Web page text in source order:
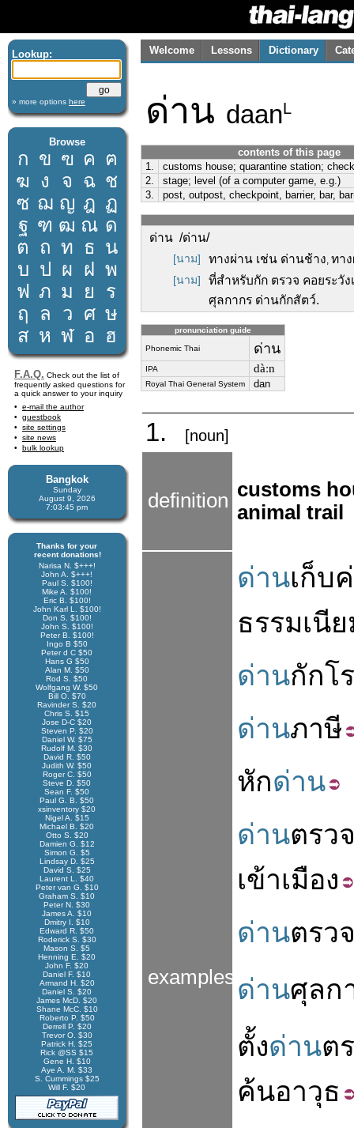
Lookup:
» more options here
Browse
ก ข ฃ ค ฅ
ฆ ง จ ฉ ช
ซ ฌ ญ ฎ ฏ
ฐ ฑ ฒ ณ ด
ต ถ ท ธ น
บ ป ผ ฝ พ
ฟ ภ ม ย
ร
ฤ
ล ว ศ ษ
ส ห ฬ อ ฮ
F.A.Q. Check out the list of
frequently asked questions for
a quick answer to your inquiry
e-mail the author
guestbook
site settings
site news
bulk lookup
Bangkok
Sunday
August 9, 2026
7:03:46 pm
Thanks for your
recent donations!
Narisa N. $+++!
John A. $+++!
Paul S. $100!
Mike A. $100!
Eric B. $100!
John Karl L. $100!
Don S. $100!
John S. $100!
Peter B. $100!
Ingo B $50
Peter d C $50
Hans G $50
Alan M. $50
Rod S. $50
Wolfgang W. $50
Bill O. $70
Ravinder S. $20
Chris S. $15
Jose D-C $20
Steven P. $20
Daniel W. $75
Rudolf M. $30
David R. $50
Judith W. $50
Roger C. $50
Steve D. $50
Sean F. $50
Paul G. B. $50
xsinventory $20
Nigel A. $15
Michael B. $20
Otto S. $20
Damien G. $12
Simon G. $5
Lindsay D. $25
David S. $25
Laurent L. $40
Peter van G. $10
Graham S. $10
Peter N. $30
James A. $10
Dmitry I. $10
Edward R. $50
Roderick S. $30
Mason S. $5
Henning E. $20
John F. $20
Daniel F. $10
Armand H. $20
Daniel S. $20
James McD. $20
Shane McC. $10
Roberto P. $50
Derrell P. $20
Trevor O. $30
Patrick H. $25
Rick @SS $15
Gene H. $10
Aye A. M. $33
S. Cummings $25
Will F. $20
Welcome Lessons Dictionary
ด่าน daanL
contents of this page
1.
customs house; quarantine station;
2.
stage; level (of a computer game, e.g.)
3.
post, outpost, checkpoint, barrier, bar,
ด่าน /ด่าน/
[นาม] ทางผ่าน เช่น ด่านช้าง, ทา
[นาม]
ที่สำหรับกัก ตรวจ คอยระวั
ศุลกากร ด่านกักสัตว์.
pronunciation guide
Phonemic Thai ด่าน
IPA dàːn
Royal Thai General System dan
1. [noun]
definition customs
animal trail
examples
ด่านเก็บ
ธรรมเนี
ด่านกักโ
ด่านภาษี
หักด่าน
ด่านตรว
เข้าเมือง
ด่านตรว
ด่านศุลก
ตั้งด่านต
ค้นอาวุธ